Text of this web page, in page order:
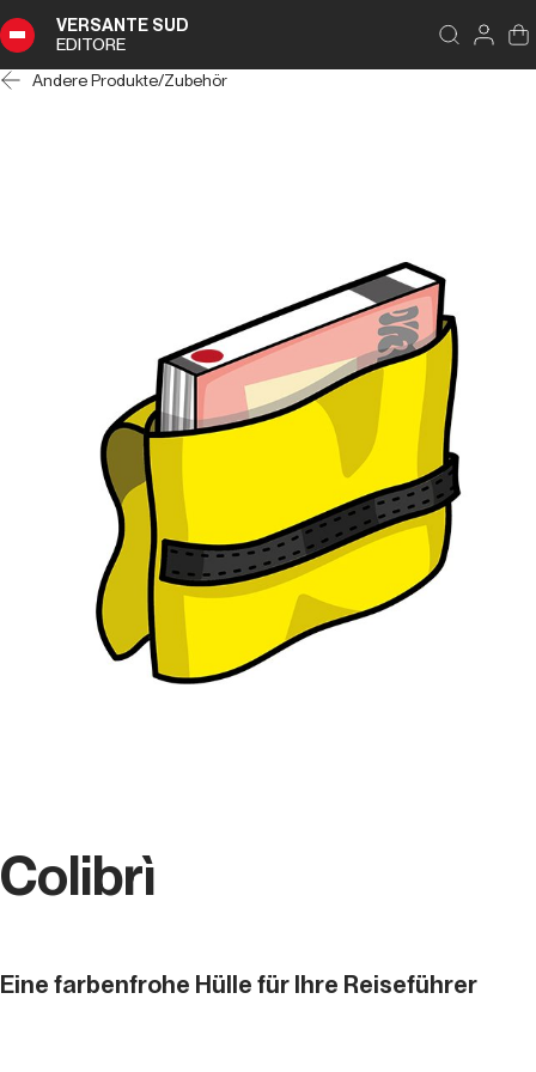
VERSANTE SUD
EDITORE
Andere Produkte/Zubehör
Colibrì
Eine farbenfrohe Hülle für Ihre Reiseführer